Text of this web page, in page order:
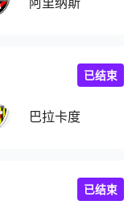
巴拉卡度
已结束
已结束